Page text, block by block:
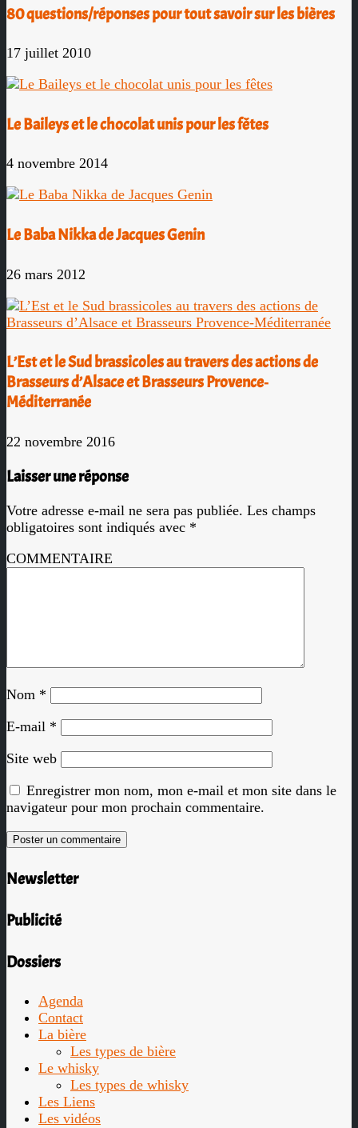
80 questions/réponses pour tout savoir sur les bières
17 juillet 2010
Le Baileys et le chocolat unis pour les fêtes
4 novembre 2014
Le Baba Nikka de Jacques Genin
26 mars 2012
L’Est et le Sud brassicoles au travers des actions de
Brasseurs d’Alsace et Brasseurs Provence‐
Méditerranée
22 novembre 2016
Laisser une réponse
Votre adresse e-mail ne sera pas publiée. Les champs
obligatoires sont indiqués avec *
COMMENTAIRE
Nom *
E-mail *
Site web
Enregistrer mon nom, mon e-mail et mon site dans le
navigateur pour mon prochain commentaire.
Newsletter
Publicité
Dossiers
Agenda
Contact
La bière
Les types de bière
Le whisky
Les types de whisky
Les Liens
Les vidéos